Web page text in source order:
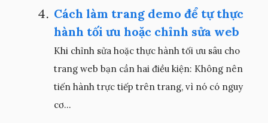
Cách làm trang demo để tự thực
hành tối ưu hoặc chỉnh sửa web
Khi chỉnh sửa hoặc thực hành tối ưu sâu cho
trang web bạn cần hai điều kiện: Không nên
tiến hành trực tiếp trên trang, vì nó có nguy
cơ...